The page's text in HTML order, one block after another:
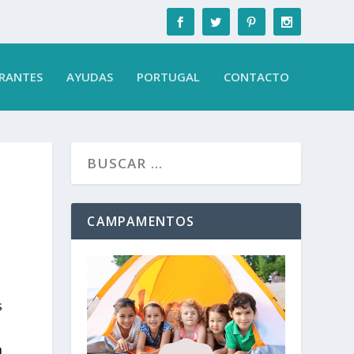
AYUDAS PORTUGAL CONTACTO
CAMPAMENTOS